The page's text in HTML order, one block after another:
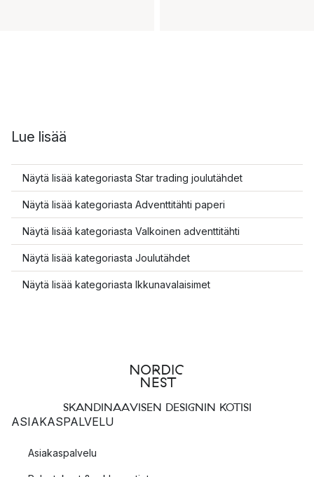
Lue lisää
Näytä lisää kategoriasta Star trading joulutähdet
Näytä lisää kategoriasta Adventtitähti paperi
Näytä lisää kategoriasta Valkoinen adventtitähti
Näytä lisää kategoriasta Joulutähdet
Näytä lisää kategoriasta Ikkunavalaisimet
SKANDINAAVISEN DESIGNIN KOTISI
ASIAKASPALVELU
Asiakaspalvelu